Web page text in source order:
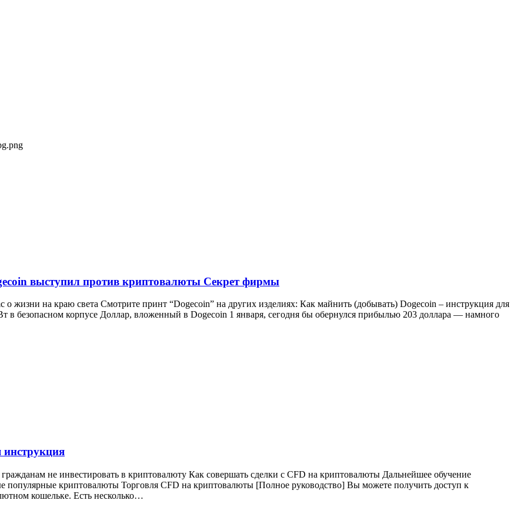
выступил против криптовалюты Секрет фирмы
жизни на краю света Смотрите принт “Dogecoin” на других изделиях: Как майнить (добывать) Dogecoin – инструкция для
в безопасном корпусе Доллар, вложенный в Dogecoin 1 января, сегодня бы обернулся прибылью 203 доллара — намного
не инвестировать в криптовалюту Как совершать сделки с CFD на криптовалюты Дальнейшее обучение
популярные криптовалюты Торговля CFD на криптовалюты [Полное руководство] Вы можете получить доступ к
кошельке. Есть несколько…